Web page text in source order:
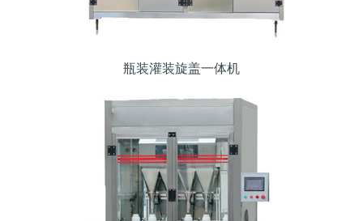
瓶装灌装旋盖一体机